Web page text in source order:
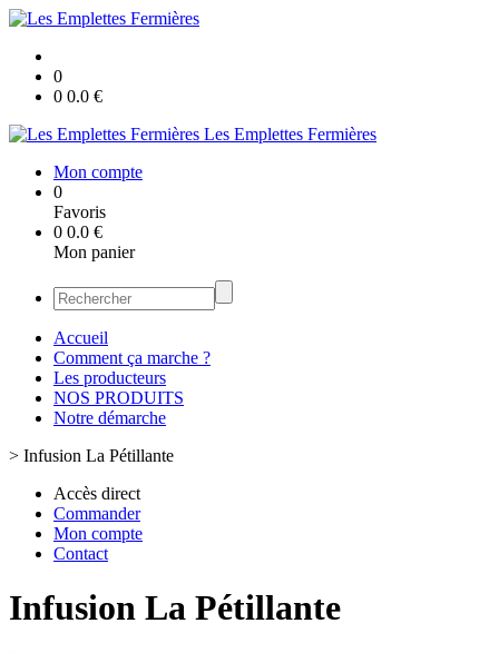
0
0 0.0 €
Les Emplettes Fermières
Mon compte
0
Favoris
0 0.0 €
Mon panier
Accueil
Comment ça marche ?
Les producteurs
NOS PRODUITS
Notre démarche
> Infusion La Pétillante
Accès direct
Commander
Mon compte
Contact
Infusion La Pétillante